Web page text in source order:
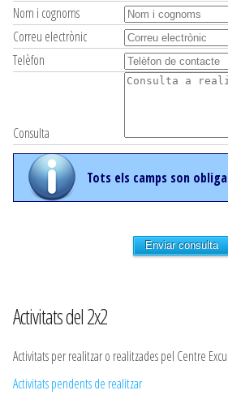
Nom i cognoms
Correu electrònic
Telèfon
Consulta
Tots els camps son
Enviar consulta
Activitats del 2x2
Activitats per realitzar o realitzades pel Centre
Activitats pendents de realitzar